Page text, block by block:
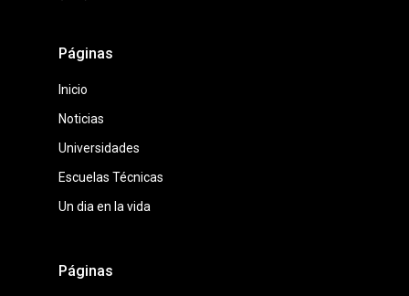
Páginas
Inicio
Noticias
Universidades
Escuelas Técnicas
Un dia en la vida
Páginas